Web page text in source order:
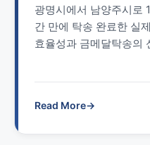
광명시에서 남양주시로
간 만에 탁송 완료한 실
효율성과 금메달탁송의
Read More→